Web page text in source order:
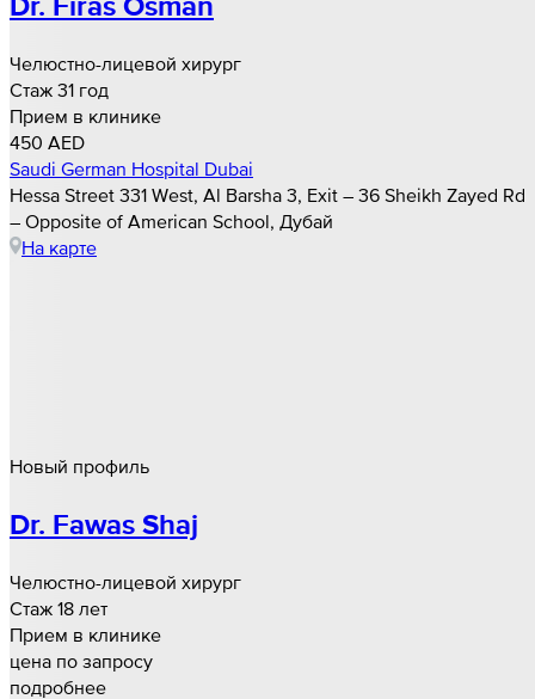
Челюстно-лицевой хирург
Стаж 31 год
Прием в клинике
450 AED
Saudi German Hospital Dubai
Hessa Street 331 West, Al Barsha 3, Exit – 36 Sheikh Zayed Rd
– Opposite of American School, Дубай
На карте
Новый профиль
Dr. Fawas Shaj
Челюстно-лицевой хирург
Стаж 18 лет
Прием в клинике
цена по запросу
подробнее